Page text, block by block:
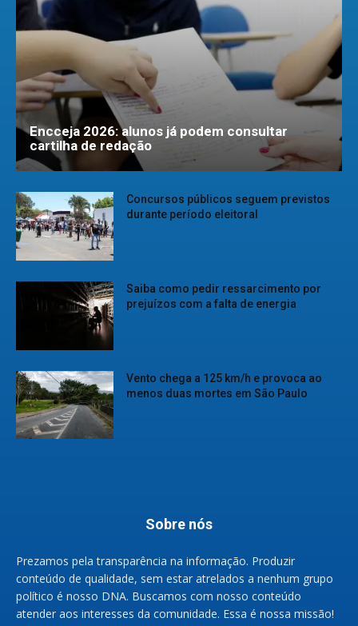
Encceja 2026: alunos já podem consultar
cartilha de redação
Concursos públicos seguem previstos
durante período eleitoral
Saiba como pedir ressarcimento por
prejuízos com a falta de energia
Vento chega a 125 km/h e provoca ao
menos duas mortes em São Paulo
Sobre nós
Prezamos pela transparência na informação. Produzir
conteúdo de qualidade, sem estar atrelados a nenhum grupo
político é nosso DNA. Buscamos com nosso conteúdo
atender aos interesses da comunidade. Essa é nossa missão!